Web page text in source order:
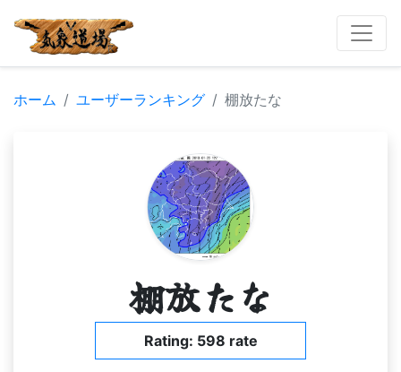
ホーム ユーザーランキング 棚放たな
棚放たな
Rating: 598 rate